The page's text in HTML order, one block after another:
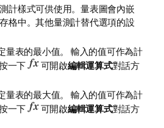
計樣式可供使用。量表圖會內嵌
格中。其他量測計替代選項的設
量表的最小值。 輸入的值可作為計
一下
可開啟編輯運算式對話方
量表的最大值。 輸入的值可作為計
一下
可開啟編輯運算式對話方